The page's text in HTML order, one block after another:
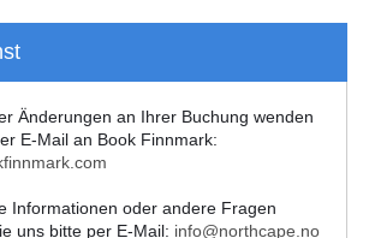
Änderungen an Ihrer Buchung wenden
E-Mail an Book Finnmark:
Informationen oder andere Fragen
uns bitte per E-Mail: info@northcape.no